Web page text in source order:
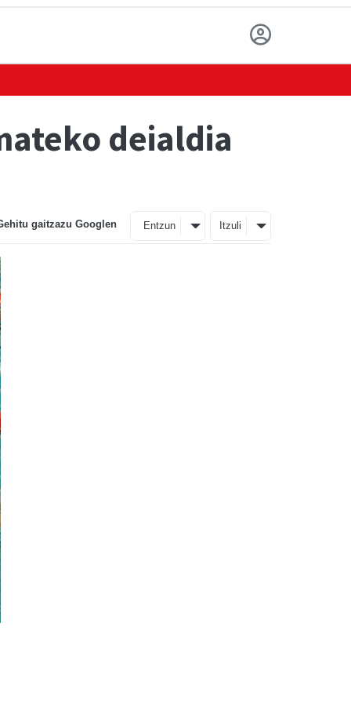
deialdia
gaitzazu Googlen Entzun Itzuli